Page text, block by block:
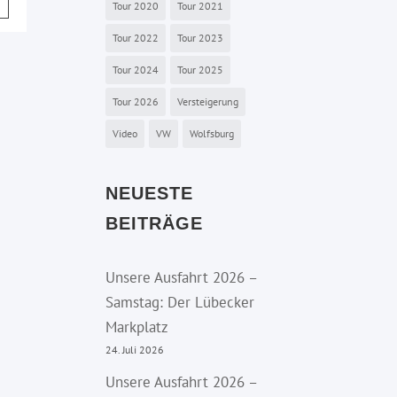
Tour 2020 Tour 2021
Tour 2022 Tour 2023
Tour 2024 Tour 2025
Tour 2026 Versteigerung
Video VW Wolfsburg
NEUESTE
BEITRÄGE
Unsere Ausfahrt 2026 –
Samstag: Der Lübecker
Markplatz
24. Juli 2026
Unsere Ausfahrt 2026 –